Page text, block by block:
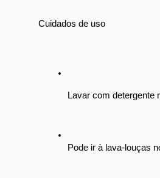
Cuidados de uso
Lavar com detergente
Pode ir à lava-louças